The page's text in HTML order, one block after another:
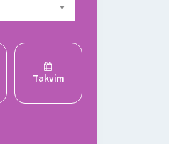
Takvim